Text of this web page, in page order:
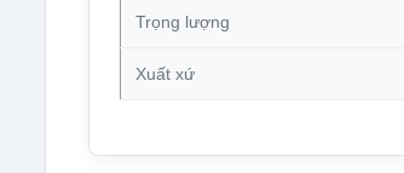
Trọng lượng
Xuất xứ